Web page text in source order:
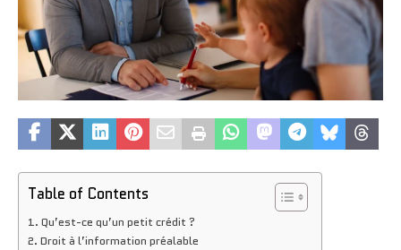
Table of Contents
Qu’est-ce qu’un petit crédit ?
Droit à l’information préalable